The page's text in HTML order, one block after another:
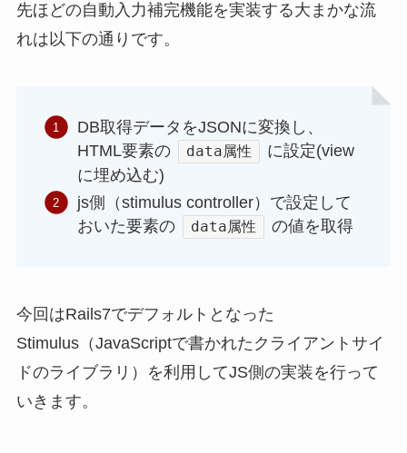
先ほどの自動入力補完機能を実装する大まかな流
れは以下の通りです。
DB取得データをJSONに変換し、
HTML要素の
data属性
に設定(view
に埋め込む)
js側（stimulus controller）で設定して
おいた要素の
data属性 の値を取得
今回はRails7でデフォルトとなった
Stimulus（JavaScriptで書かれたクライアントサイ
ドのライブラリ）を利用してJS側の実装を行って
いきます。